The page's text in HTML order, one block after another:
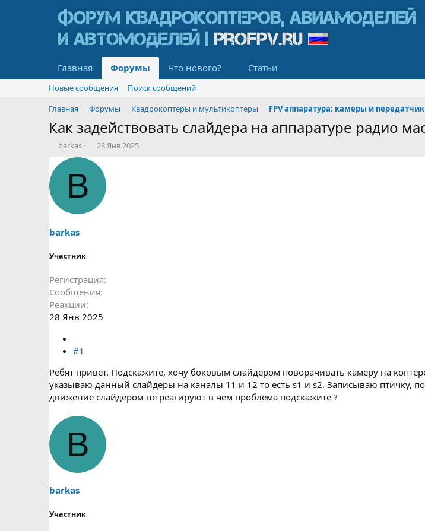
Главная Форумы Что нового? Статьи
Новые сообщения
Поиск сообщений
Главная
Форумы Квадрокоптеры и мультикоптеры FPV аппаратура: камеры и
Как задействовать слайдера на аппаратуре радио
А
в
т
е
ы
barkas
Д
а
т
ч
28 Янв 2025
B
barkas
Участник
Регистрация
Сообщения
Реакции
28 Янв 2025
#1
Ребят привет. Подскажите, хочу боковым слайдером поворачивать камеру на
указываю данный слайдеры на каналы 11 и 12 то есть s1 и s2. Записываю птичку,
движение слайдером не реагируют в чем проблема подскажите ?
B
barkas
Участник